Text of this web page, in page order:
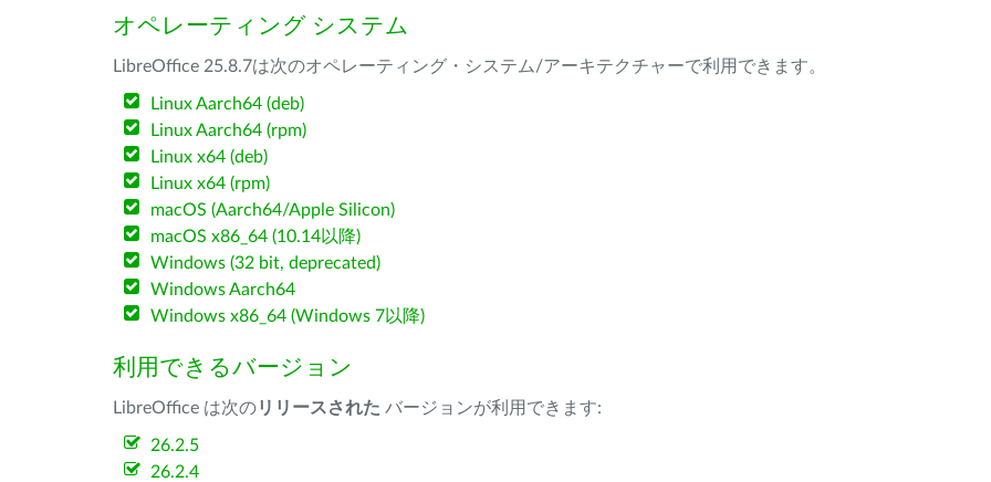
オペレーティング システム
LibreOffice 25.8.7は次のオペレーティング・システム/アーキテクチャーで利用できます。
Linux Aarch64 (deb)
Linux Aarch64 (rpm)
Linux x64 (deb)
Linux x64 (rpm)
macOS (Aarch64/Apple Silicon)
macOS x86_64 (10.14以降)
Windows (32 bit, deprecated)
Windows Aarch64
Windows x86_64 (Windows 7以降)
利用できるバージョン
LibreOffice は次のリリースされた バージョンが利用できます:
26.2.5
26.2.4